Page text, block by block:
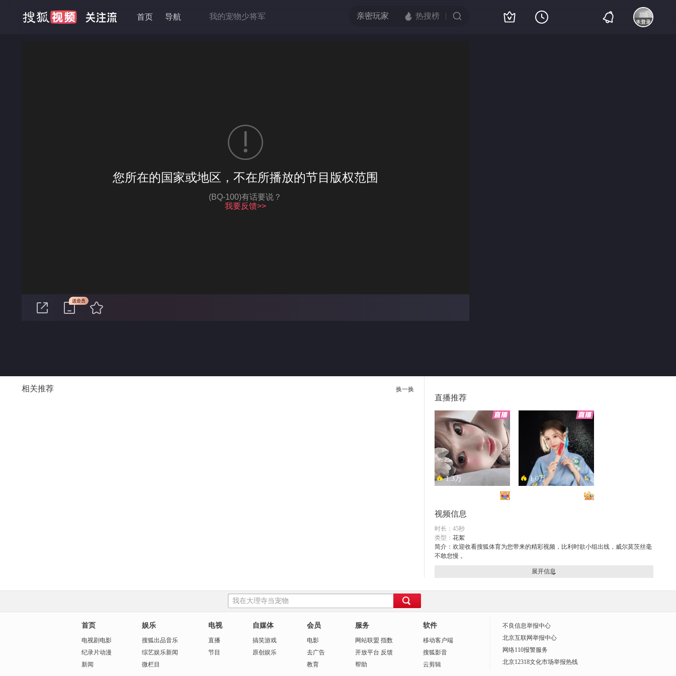
首页 导航
我的宠物少将军
您所在的国家或地区，不在所播放的节目版权范围
(BQ-100)有话要说？
我要反馈>>
亮度
相关推荐 换一换
直播推荐
1.3万
异地恋总是让人患得患失。。。
1.0万
只能接受500m的异地恋，电动车没电了......
视频信息
时长：45秒
类型： 花絮
简介：欢迎收看搜狐体育为您带来的精彩视频，比利时欲小组出线，威尔莫茨丝毫
不敢怠慢 。
展开信息
首页
电视剧电影
纪录片动漫
新闻
娱乐
搜狐出品音乐
综艺娱乐新闻
微栏目
电视
直播
节目
自媒体
搞笑游戏
原创娱乐
会员
电影
去广告
教育
服务
网站联盟 指数
开放平台 反馈
帮助
软件
移动客户端
搜狐影音
云剪辑
不良信息举报中心
北京互联网举报中心
网络110报警服务
北京12318文化市场举报热线